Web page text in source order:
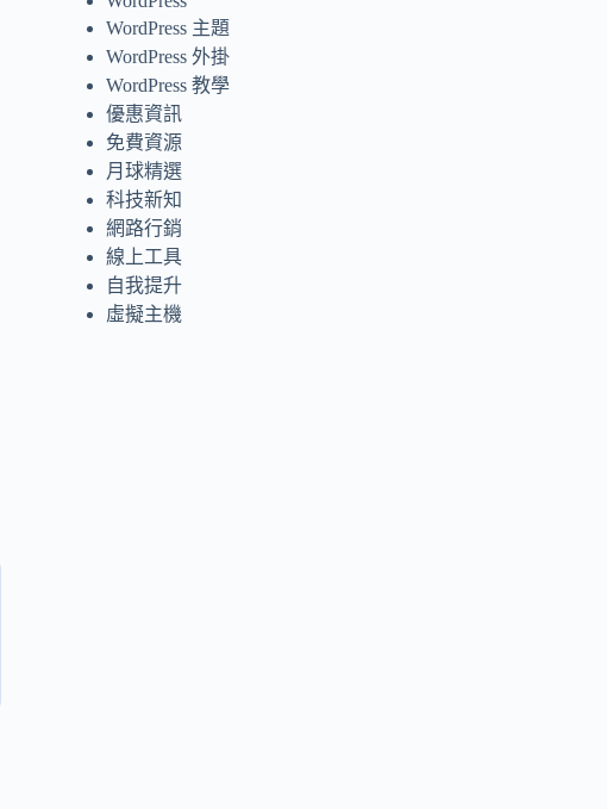
WordPress 主題
WordPress 外掛
WordPress 教學
優惠資訊
免費資源
月球精選
科技新知
網路行銷
線上工具
自我提升
虛擬主機